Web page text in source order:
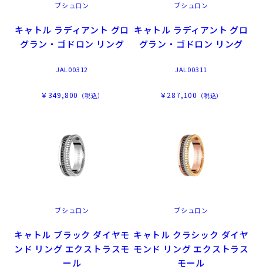
ブシュロン
キャトル ラディアント グロ
グラン・ゴドロン リング
JAL00312
￥349,800 （税込）
ブシュロン
キャトル ラディアント グロ
グラン・ゴドロン リング
JAL00311
￥287,100 （税込）
ブシュロン
キャトル ブラック ダイヤモ
ンド リング エクストラスモ
ール
ブシュロン
キャトル クラシック ダイヤ
モンド リング エクストラス
モール